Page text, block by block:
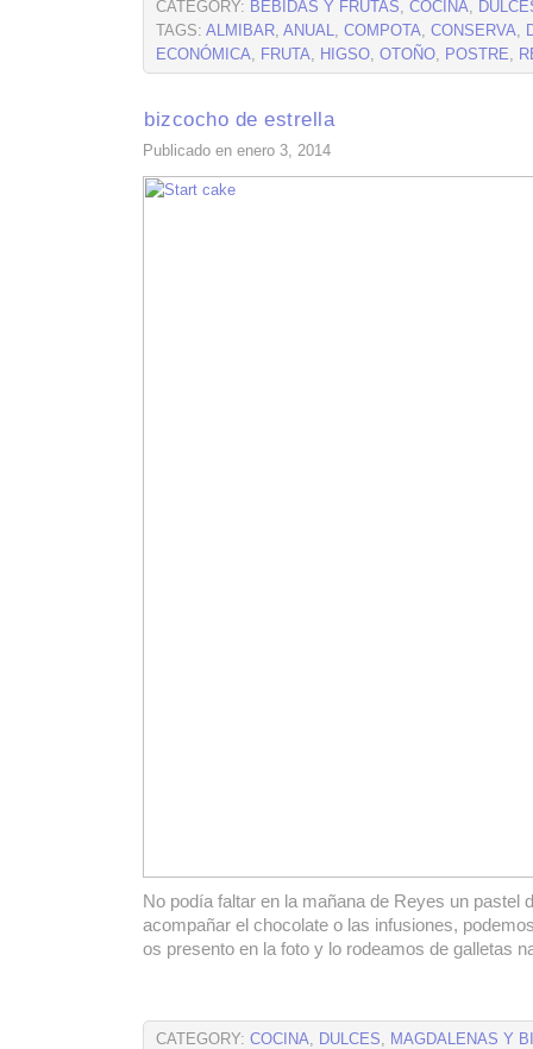
CATEGORY: BEBIDAS Y FRUTAS, COCINA,
TAGS: ALMIBAR, ANUAL, COMPOTA, CONSERVA,
ECONÓMICA, FRUTA, HIGSO, OTOÑO, POSTRE,
bizcocho de estrella
Publicado en enero 3, 2014
No podía faltar en la mañana de Reyes un pastel
acompañar el chocolate o las infusiones,
os presento en la foto y lo rodeamos de galletas
CATEGORY: COCINA, DULCES, MAGDALENAS Y